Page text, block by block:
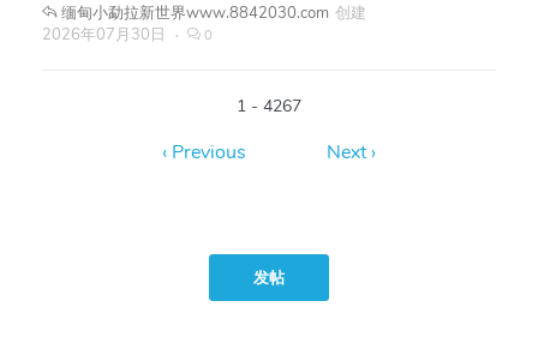
缅甸小勐拉新世界www.8842030.com 创建
2026年07月30日
0
1 - 4267
发帖